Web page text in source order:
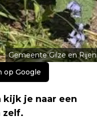
Gemeente Gilze en Rijen
op Google
kijk je naar een
zelf.